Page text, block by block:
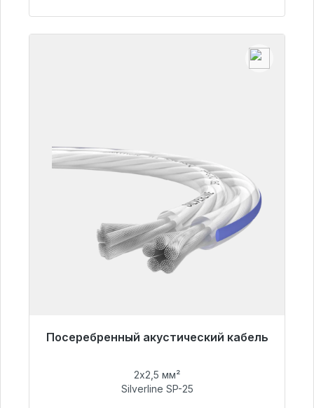
Посеребренный акустический кабель
Готовы к немедленной отправке, срок
54,99 €
2х2,5 мм²
Silverline SP-25